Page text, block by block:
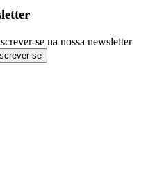
se na nossa newsletter
se